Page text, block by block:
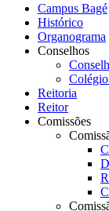
Campus Bagé
Histórico
Organograma
Conselhos
Reitoria
Reitor
Comissões